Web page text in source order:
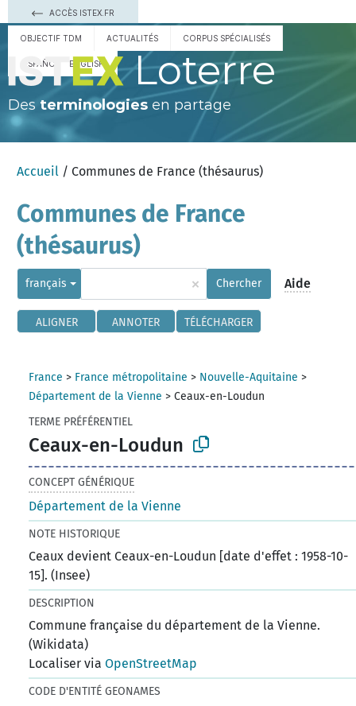
ACCÈS ISTEX.FR
OBJECTIF TDM ACTUALITÉS CORPUS SPÉCIALISÉS
ESPAÑOL ENGLISH Loterre
Des terminologies en partage
Accueil / Communes de France (thésaurus)
Communes de France
(thésaurus)
français × Chercher Aide
ALIGNER ANNOTER TÉLÉCHARGER
France > France métropolitaine > Nouvelle-Aquitaine >
Département de la Vienne >Ceaux-en-Loudun
TERME PRÉFÉRENTIEL
Ceaux-en-Loudun
CONCEPT GÉNÉRIQUE
Département de la Vienne
NOTE HISTORIQUE
Ceaux devient Ceaux-en-Loudun [date d'effet : 1958-10-
15]. (Insee)
DESCRIPTION
Commune française du département de la Vienne.
(Wikidata)
Localiser viaOpenStreetMap
CODE D'ENTITÉ GEONAMES